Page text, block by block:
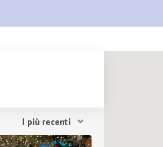
Ordina
risultati